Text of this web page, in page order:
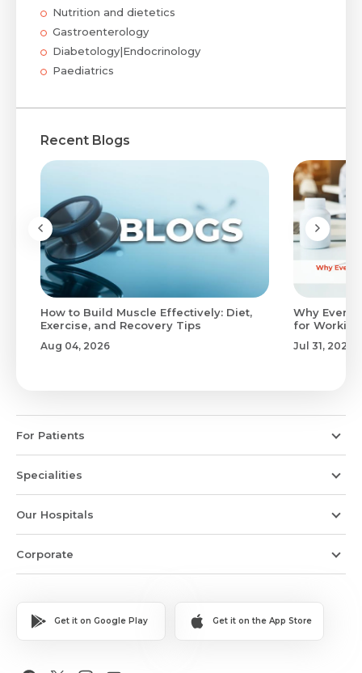
Nutrition and dietetics
Gastroenterology
Diabetology|Endocrinology
Paediatrics
Recent Blogs
How to Build Muscle Effectively: Diet,
Exercise, and Recovery Tips
Aug 04, 2026
Why
for
Jul 31, 2026
For Patients
Specialities
Our Hospitals
Corporate
Get it on Google Play Get it on the App Store